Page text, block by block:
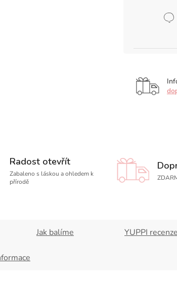
Radost otevřít
Zabaleno s láskou a ohledem k
přírodě
Jak balíme YUPPI recenze